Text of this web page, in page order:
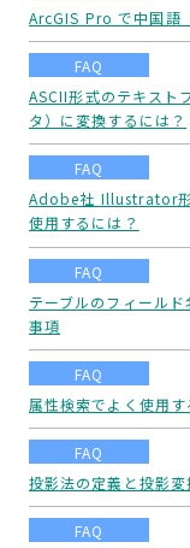
ArcGIS Pro で中国語
FAQ
ASCII形式のテキスト
タ）に変換するには？
FAQ
Adobe社 Illustrator
使用するには？
FAQ
テーブルのフィール
事項
FAQ
属性検索でよく使用
FAQ
投影法の定義と投影変
FAQ